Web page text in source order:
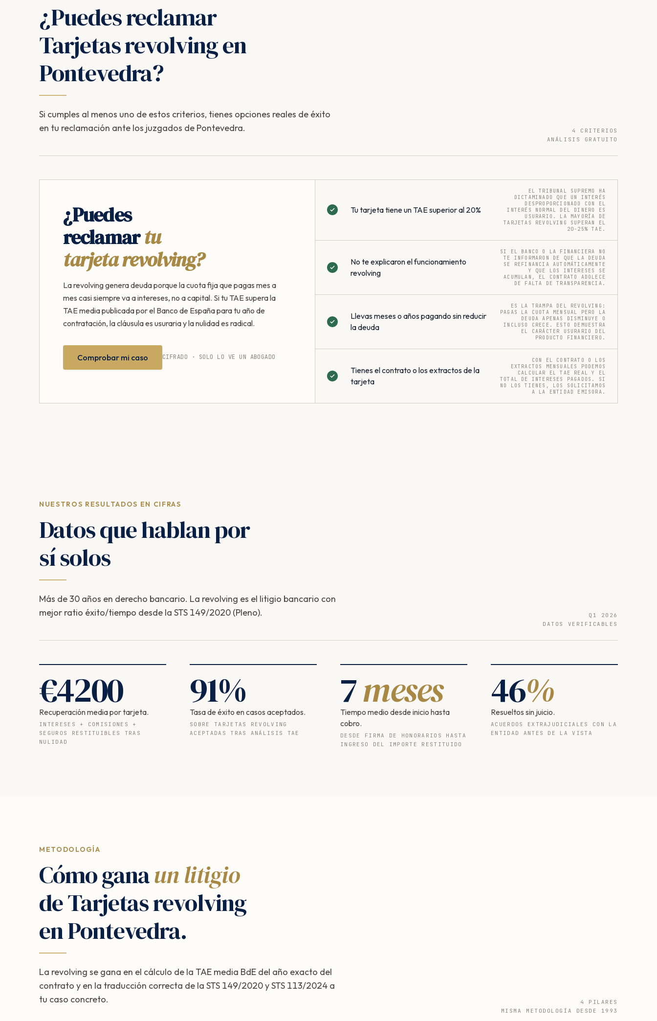
¿Puedes reclamar
Tarjetas revolving en
Pontevedra?
Si cumples al menos uno de estos criterios, tienes opciones reales de éxito
en tu reclamación ante los juzgados de Pontevedra.
4 CRITERIOS
ANÁLISIS GRATUITO
¿Puedes
reclamartu
tarjeta revolving?
La revolving genera deuda porque la cuota fija que pagas mes a
mes casi siempre va a intereses, no a capital. Si tu TAE supera la
TAE media publicada por el Banco de España para tu año de
contratación, la cláusula es usuraria y la nulidad es radical.
Comprobar mi caso CIFRADO · SOLO LO VE UN ABOGADO
Tu tarjeta tiene un TAE superior al 20%
EL TRIBUNAL SUPREMO HA
DICTAMINADO QUE UN INTERÉS
DESPROPORCIONADO CON EL
INTERÉS NORMAL DEL DINERO ES
USURARIO. LA MAYORÍA DE
TARJETAS REVOLVING SUPERAN EL
20-25% TAE.
No te explicaron el funcionamiento
revolving
SI EL BANCO O LA FINANCIERA NO
TE INFORMARON DE QUE LA DEUDA
SE REFINANCIA AUTOMÁTICAMENTE
Y QUE LOS INTERESES SE
ACUMULAN, EL CONTRATO ADOLECE
DE FALTA DE TRANSPARENCIA.
Llevas meses o años pagando sin reducir
la deuda
ES LA TRAMPA DEL REVOLVING:
PAGAS LA CUOTA MENSUAL PERO LA
DEUDA APENAS DISMINUYE O
INCLUSO CRECE. ESTO DEMUESTRA
EL CARÁCTER USURARIO DEL
PRODUCTO FINANCIERO.
Tienes el contrato o los extractos de la
tarjeta
CON EL CONTRATO O LOS
EXTRACTOS MENSUALES PODEMOS
CALCULAR EL TAE REAL Y EL
TOTAL DE INTERESES PAGADOS. SI
NO LOS TIENES, LOS SOLICITAMOS
A LA ENTIDAD EMISORA.
NUESTROS RESULTADOS EN CIFRAS
Datos que hablan por
sí solos
Más de 30 años en derecho bancario. La revolving es el litigio bancario con
mejor ratio éxito/tiempo desde la STS 149/2020 (Pleno).
Q1 2026
DATOS VERIFICABLES
€4200
Recuperación media por tarjeta.
INTERESES + COMISIONES +
SEGUROS RESTITUIBLES TRAS
NULIDAD
91%
Tasa de éxito en casos aceptados.
SOBRE TARJETAS REVOLVING
ACEPTADAS TRAS ANÁLISIS TAE
7meses
Tiempo medio desde inicio hasta
cobro.
DESDE FIRMA DE HONORARIOS HASTA
INGRESO DEL IMPORTE RESTITUIDO
46%
Resueltos sin juicio.
ACUERDOS EXTRAJUDICIALES CON LA
ENTIDAD ANTES DE LA VISTA
METODOLOGÍA
Cómo ganaun litigio
de Tarjetas revolving
en Pontevedra.
La revolving se gana en el cálculo de la TAE media BdE del año exacto del
contrato y en la traducción correcta de la STS 149/2020 y STS 113/2024 a
tu caso concreto.
4 PILARES
MISMA METODOLOGÍA DESDE 1993